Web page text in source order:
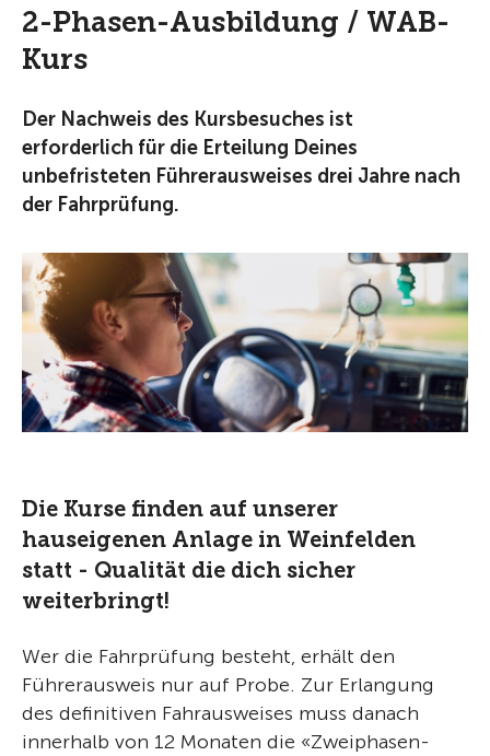
2-Phasen-Ausbildung / WAB-
Kurs
Der Nachweis des Kursbesuches ist
erforderlich für die Erteilung Deines
unbefristeten Führerausweises drei Jahre nach
der Fahrprüfung.
Die Kurse finden auf unserer
hauseigenen Anlage in Weinfelden
statt - Qualität die dich sicher
weiterbringt!
Wer die Fahrprüfung besteht, erhält den
Führerausweis nur auf Probe. Zur Erlangung
des definitiven Fahrausweises muss danach
innerhalb von 12 Monaten die «Zweiphasen-